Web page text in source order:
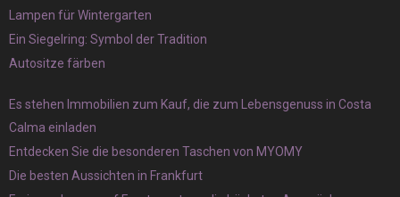
Lampen für Wintergarten
Ein Siegelring: Symbol der Tradition
Autositze färben
Es stehen Immobilien zum Kauf, die zum Lebensgenuss in Costa
Calma einladen
Entdecken Sie die besonderen Taschen von MYOMY
Die besten Aussichten in Frankfurt